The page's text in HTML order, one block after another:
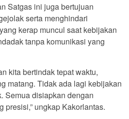
Satgas ini juga bertujuan
serta menghindari
kerap muncul saat kebijakan
tanpa komunikasi yang
kita bertindak tepat waktu,
matang. Tidak ada lagi kebijakan
Semua disiapkan dengan
presisi,” ungkap Kakorlantas.